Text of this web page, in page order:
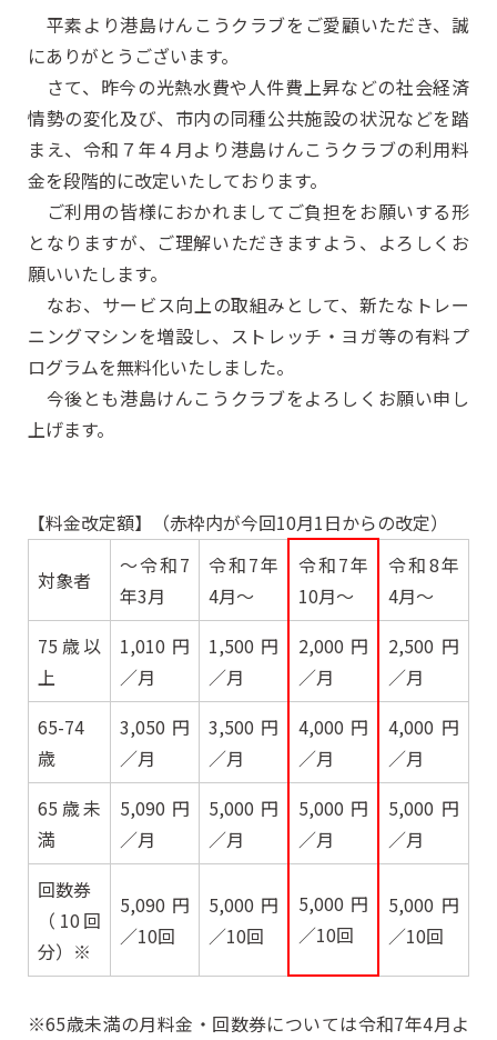
平素より港島けんこうクラブをご愛顧いただき、誠
にありがとうございます。
さて、昨今の光熱水費や人件費上昇などの社会経済
情勢の変化及び、市内の同種公共施設の状況などを踏
まえ、令和７年４月より港島けんこうクラブの利用料
金を段階的に改定いたしております。
ご利用の皆様におかれましてご負担をお願いする形
となりますが、ご理解いただきますよう、よろしくお
願いいたします。
なお、サービス向上の取組みとして、新たなトレー
ニングマシンを増設し、ストレッチ・ヨガ等の有料プ
ログラムを無料化いたしました。
今後とも港島けんこうクラブをよろしくお願い申し
上げます。
【料金改定額】（赤枠内が今回10月1日からの改定）
対象者
～令和7
年3月
令和7年
4月～
令和7年
10月～
令和8年
4月～
75歳以
上
1,010円
／月
1,500円
／月
2,000円
／月
2,500円
／月
65-74
歳
3,050円
／月
3,500円
／月
4,000円
／月
4,000円
／月
65歳未
満
5,090円
／月
5,000円
／月
5,000円
／月
5,000円
／月
回数券
（10回
分）※
5,090円
／10回
5,000円
／10回
5,000円
／10回
5,000円
／10回
※65歳未満の月料金・回数券については令和7年4月よ